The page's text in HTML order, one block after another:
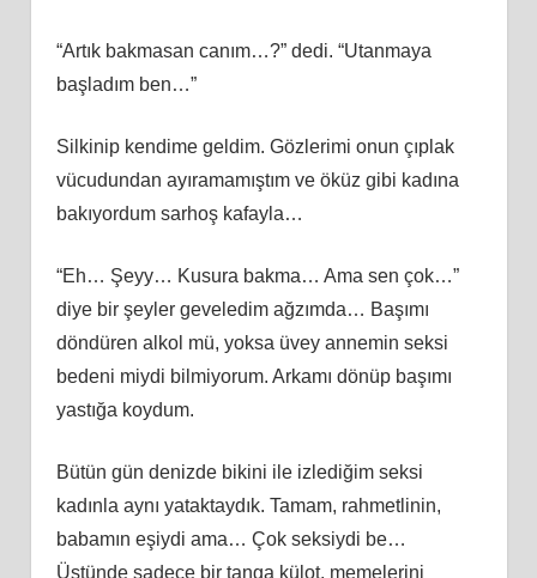
“Artık bakmasan canım…?” dedi. “Utanmaya
başladım ben…”
Silkinip kendime geldim. Gözlerimi onun çıplak
vücudundan ayıramamıştım ve öküz gibi kadına
bakıyordum sarhoş kafayla…
“Eh… Şeyy… Kusura bakma… Ama sen çok…”
diye bir şeyler geveledim ağzımda… Başımı
döndüren alkol mü, yoksa üvey annemin seksi
bedeni miydi bilmiyorum. Arkamı dönüp başımı
yastığa koydum.
Bütün gün denizde bikini ile izlediğim seksi
kadınla aynı yataktaydık. Tamam, rahmetlinin,
babamın eşiydi ama… Çok seksiydi be…
Üstünde sadece bir tanga külot, memelerini